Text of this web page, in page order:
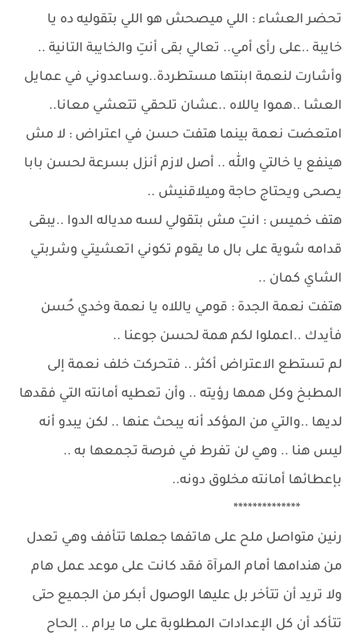
تحضر العشاء : اللي ميصحش هو اللي بتقوليه ده يا
خايبة ..على رأى أمي.. تعالي بقى أنتِ والخايبة التانية ..
وأشارت لنعمة ابنتها مستطردة..وساعدوني في عمايل
العشا ..هموا ياللاه ..عشان تلحقي تتعشي معانا..
امتعضت نعمة بينما هتفت حسن في اعتراض : لا مش
هينفع يا خالتي والله .. أصل لازم أنزل بسرعة لحسن بابا
يصحى ويحتاج حاجة وميلاقنيش ..
هتف خميس : انتِ مش بتقولي لسه مدياله الدوا ..يبقى
قدامه شوية على بال ما يقوم تكوني اتعشيتي وشربتي
الشاي كمان ..
هتفت نعمة الجدة : قومي ياللاه يا نعمة وخدي حُسن
فأيدك ..اعملوا لكم همة لحسن جوعنا ..
لم تستطع الاعتراض أكثر .. فتحركت خلف نعمة إلى
المطبخ وكل همها رؤيته .. وأن تعطيه أمانته التي فقدها
لديها ..والتي من المؤكد أنه يبحث عنها .. لكن يبدو أنه
ليس هنا .. وهي لن تفرط في فرصة تجمعها به ..
بإعطائها أمانته مخلوق دونه..
**************
رنين متواصل ملح على هاتفها جعلها تتأفف وهي تعدل
من هندامها أمام المرآة فقد كانت على موعد عمل هام
ولا تريد أن تتأخر بل عليها الوصول أبكر من الجميع حتى
تتأكد أن كل الإعدادات المطلوبة على ما يرام .. إلحاح